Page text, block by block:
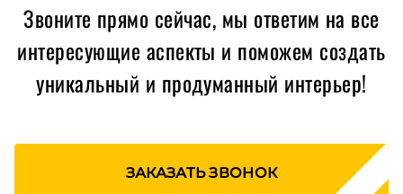
Звоните прямо сейчас, мы ответим на все
интересующие аспекты и поможем создать
уникальный и продуманный интерьер!
ЗАКАЗАТЬ ЗВОНОК